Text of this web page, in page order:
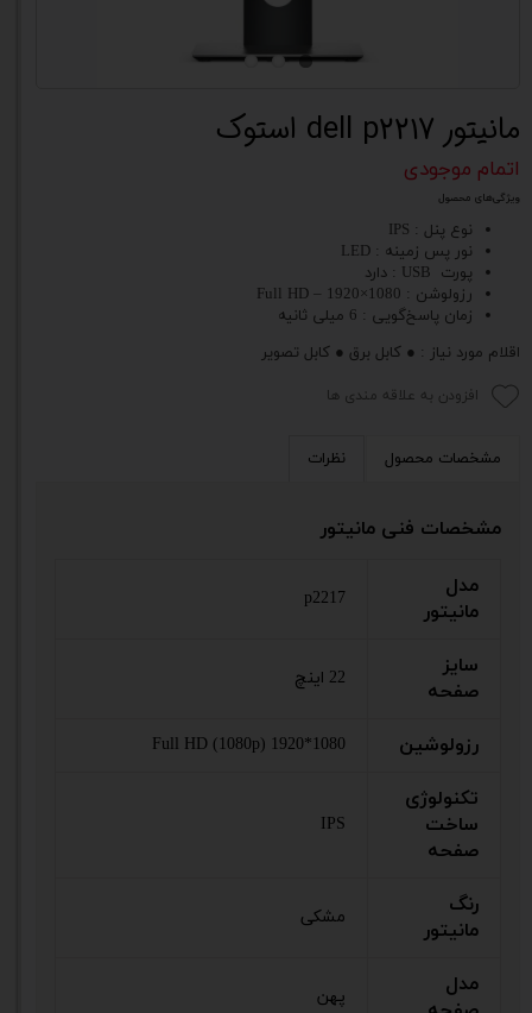
مانیتور dell p2217 استوک
اتمام موجودی
ویژگی‌های محصول
نوع پنل : IPS
نور پس زمینه : LED
پورت USB : دارد
رزولوشن : 1080×1920 – Full HD
زمان پاسخ‌گویی : 6 میلی ثانیه
اقلام مورد نیاز : ● کابل برق ● کابل تصویر
افزودن به علاقه مندی ها
مشخصات محصول نظرات
مشخصات فنی مانیتور
مدل
مانیتور
p2217
سایز
صفحه
22 اینچ
رزولوشین Full HD (1080p) 1920*1080
تکنولوژی
ساخت
صفحه
IPS
رنگ
مانیتور
مشکی
مدل
پهن